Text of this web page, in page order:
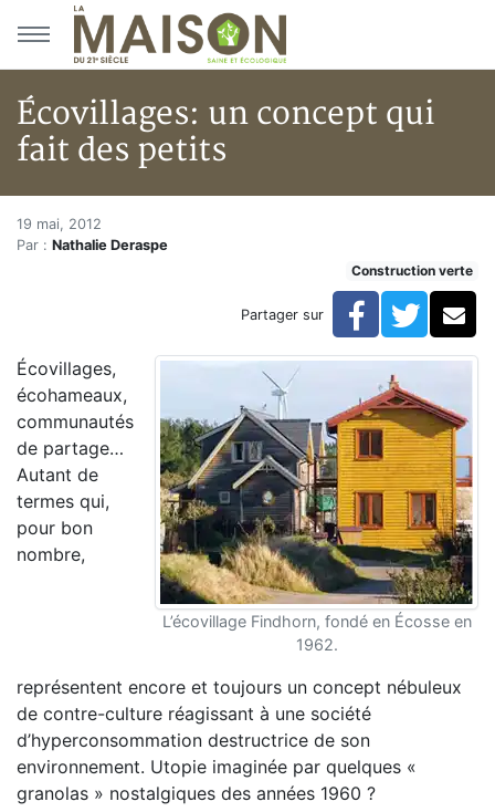
Aller au menu principal
Aller au contenu principal
Écovillages: un concept qui
fait des petits
Accueil
Articles
Écovillages: un concept qui fait des petits
Écovillages: un concept qui
19 mai, 2012
Par : Nathalie Deraspe
Construction verte
Partager sur Facebook
L’écovillage Findhorn, fondé en Écosse en
1962.
Écovillages,
écohameaux,
communautés
de partage…
Autant de
termes qui,
pour bon
nombre,
représentent encore et toujours un concept nébuleux
de contre-culture réagissant à une société
d’hyperconsommation destructrice de son
environnement. Utopie imaginée par quelques «
granolas » nostalgiques des années 1960 ?